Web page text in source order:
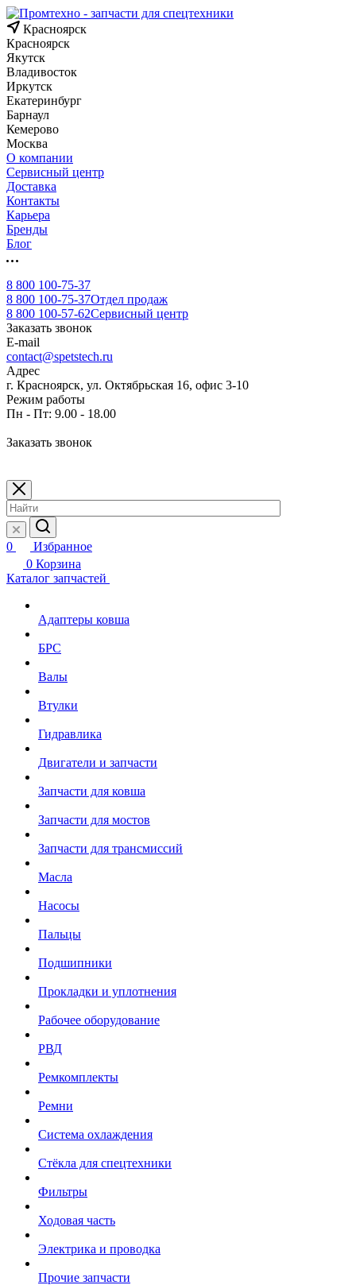
Красноярск
Красноярск
Якутск
Владивосток
Иркутск
Екатеринбург
Барнаул
Кемерово
Москва
О компании
Сервисный центр
Доставка
Контакты
Карьера
Бренды
Блог
8 800 100-75-37
8 800 100-75-37Отдел продаж
8 800 100-57-62Сервисный центр
Заказать звонок
E-mail
contact@spetstech.ru
Адрес
г. Красноярск, ул. Октябрьская 16, офис 3-10
Режим работы
Пн - Пт: 9.00 - 18.00
Заказать звонок
0
Избранное
0 Корзина
Каталог запчастей
Адаптеры ковша
БРС
Валы
Втулки
Гидравлика
Двигатели и запчасти
Запчасти для ковша
Запчасти для мостов
Запчасти для трансмиссий
Масла
Насосы
Пальцы
Подшипники
Прокладки и уплотнения
Рабочее оборудование
РВД
Ремкомплекты
Ремни
Система охлаждения
Стёкла для спецтехники
Фильтры
Ходовая часть
Электрика и проводка
Прочие запчасти